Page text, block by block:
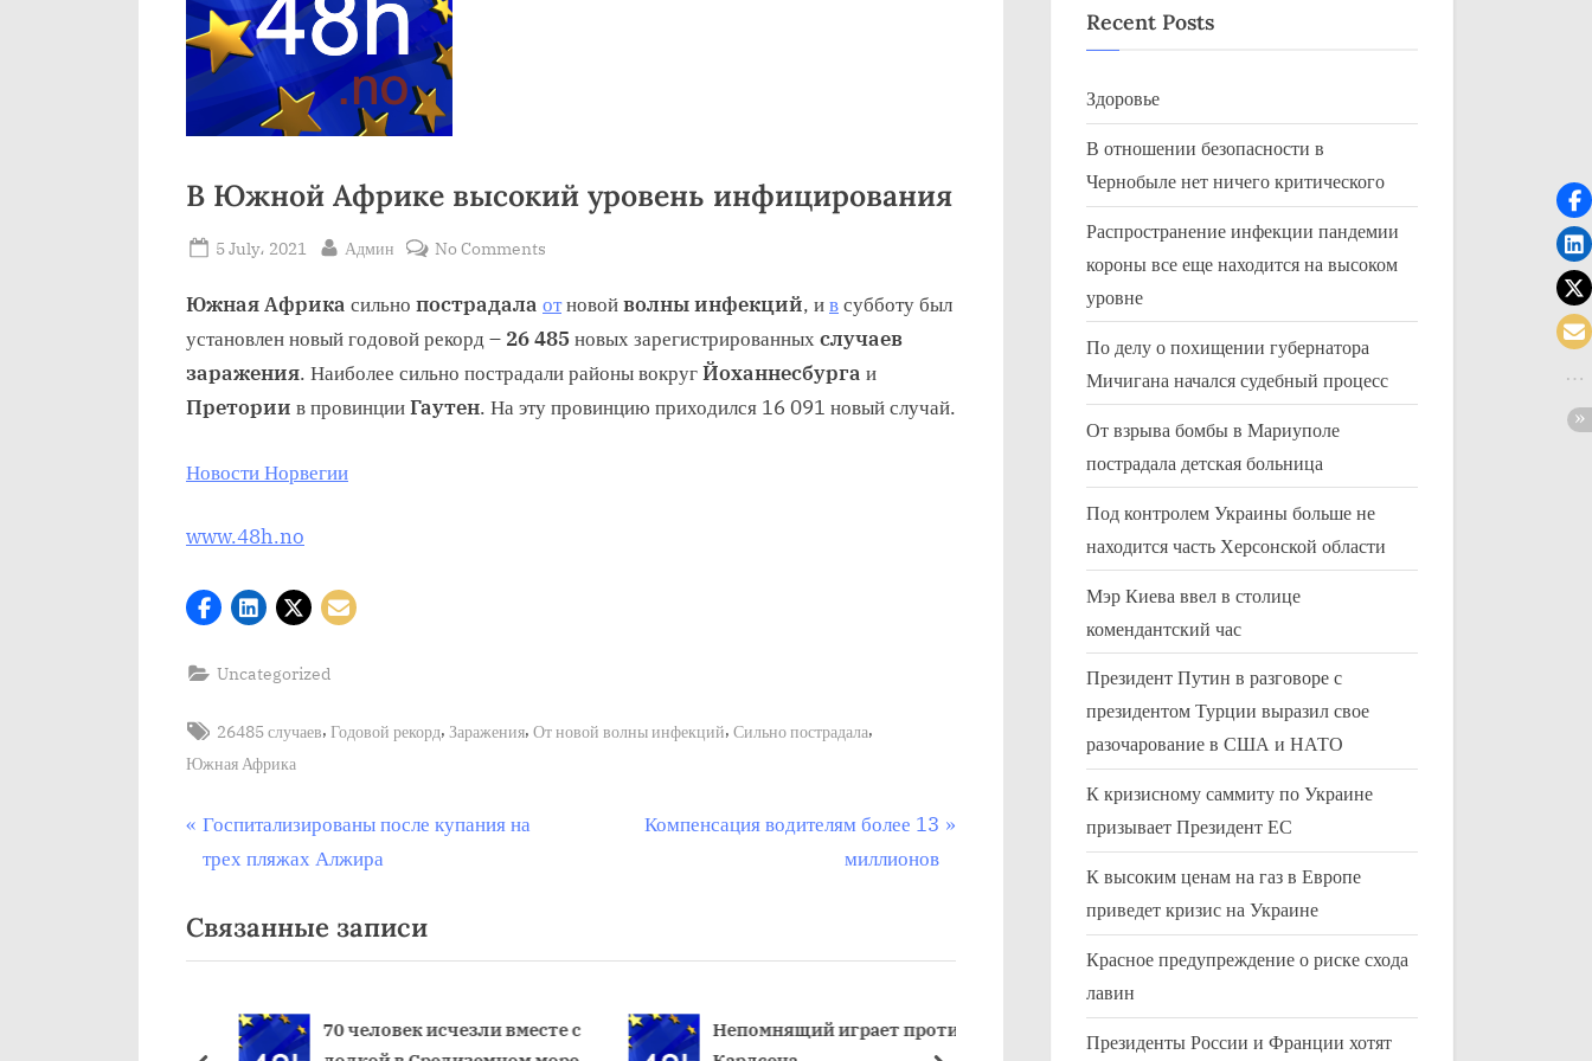
В Южной Африке высокий уровень инфицирования
Posted
5 July، 2021 By
Админ No Comments
Южной
Африке
высокий
инфицирования
Южная Африка сильно пострадала отновойволны инфекций, ивсубботу был
установлен новый годовой рекорд – 26 485 новых зарегистрированных случаев
заражения. Наиболее сильно пострадали районы вокругЙоханнесбурга и
Претории в провинцииГаутен. На эту провинцию приходился 16 091 новый случай.
Новости Норвегии
www.48h.no
Uncategorized
Tags:
26485 случаев, Годовой рекорд, Заражения, От новой волны инфекций, Сильно пострадала,
Южная Африка
Post
navigation
П
р
д
ы
Госпитализированы после купания на
трех пляжах Алжира
С
у
щ
Компенсация водителям более 13
миллионов
Связанные записи
70 человек исчезли вместе с
Непомнящий играет против
Recent Posts
Здоровье
В отношении безопасности в
Чернобыле нет ничего критического
Распространение инфекции пандемии
короны все еще находится на высоком
уровне
По делу о похищении губернатора
Мичигана начался судебный процесс
От взрыва бомбы в Мариуполе
пострадала детская больница
Под контролем Украины больше не
находится часть Херсонской области
Мэр Киева ввел в столице
комендантский час
Президент Путин в разговоре с
президентом Турции выразил свое
разочарование в США и НАТО
К кризисному саммиту по Украине
призывает Президент ЕС
К высоким ценам на газ в Европе
приведет кризис на Украине
Красное предупреждение о риске схода
лавин
Президенты России и Франции хотят